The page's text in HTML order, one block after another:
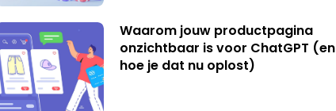
Waarom jouw productpagina
onzichtbaar is voor ChatGPT (en
hoe je dat nu oplost)